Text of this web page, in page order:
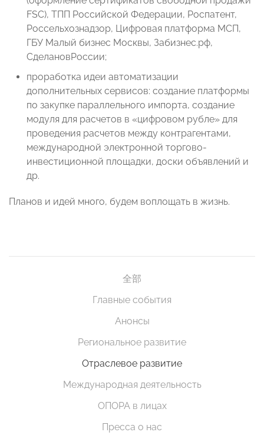
FSC), ТПП Российской Федерации, Роспатент,
Россельхознадзор, Цифровая платформа МСП,
ГБУ Малый бизнес Москвы, Забизнес.рф,
СделановРоссии;
проработка идеи автоматизации
дополнительных сервисов: создание платформы
по закупке параллельного импорта, создание
модуля для расчетов в «цифровом рубле» для
проведения расчетов между контрагентами,
международной электронной торгово-
инвестиционной площадки, доски объявлений и
др.
Планов и идей много, будем воплощать в жизнь.
全部
Главные события
Анонсы
Региональное развитие
Отраслевое развитие
Международная деятельность
ОПОРА в лицах
Пресса о нас